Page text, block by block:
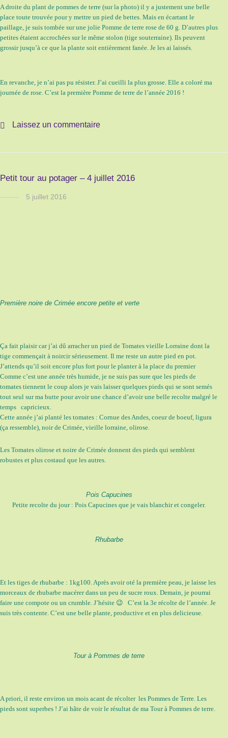
A droite du plant de pommes de terre (sur la photo) il y a justement une belle
place toute trouvée pour y mettre un pied de bettes. Mais en écartant le
paillage, je suis tombée sur une jolie Pomme de terre rose de 60 g. D’autres plus
petites étaient accrochées sur le même stolon (tige souterraine). Ils peuvent
grossir jusqu’à ce que la plante soit entièrement fanée. Je les ai laissés.
En revanche, je n’ai pas pu résister. J’ai cueilli la plus grosse. Elle a coloré ma
journée de rose. C’est la première Pomme de terre de l’année 2016 !
Laissez un commentaire
Petit tour au potager – 4 juillet 2016
5 juillet 2016
Première noire de Crimée encore petite et verte
Ça fait plaisir car j’ai dû arracher un pied de Tomates vieille Lorraine dont la
tige commençait à noircir sérieusement. Il me reste un autre pied en pot.
J’attends qu’il soit encore plus fort pour le planter à la place du premier
Comme c’est une année très humide, je ne suis pas sure que les pieds de
tomates tiennent le coup alors je vais laisser quelques pieds qui se sont semés
tout seul sur ma butte pour avoir une chance d’avoir une belle recolte malgré le
temps capricieux.
Cette année j’ai planté les tomates : Cornue des Andes, coeur de boeuf, ligura
(ça ressemble), noir de Crimée, vieille lorraine, olirose.
Les Tomates olirose et noire de Crimée donnent des pieds qui semblent
robustes et plus costaud que les autres.
Pois Capucines
Petite recolte du jour : Pois Capucines que je vais blanchir et congeler.
Rhubarbe
Et les tiges de rhubarbe : 1kg100. Après avoir oté la première peau, je laisse les
morceaux de rhubarbe macérer dans un peu de sucre roux. Demain, je pourrai
faire une compote ou un crumble. J’hésite 😉 C’est la 3e récolte de l’année. Je
suis très contente. C’est une belle plante, productive et en plus delicieuse.
Tour à Pommes de terre
A priori, il reste environ un mois acant de récolter les Pommes de Terre. Les
pieds sont superbes ! J’ai hâte de voir le résultat de ma Tour à Pommes de terre.